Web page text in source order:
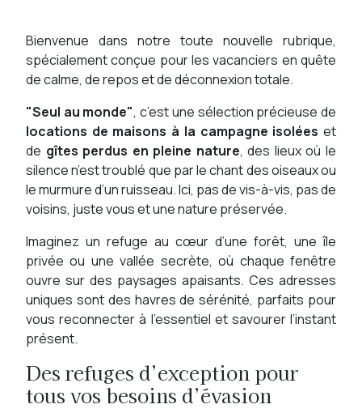
Bienvenue dans notre toute nouvelle rubrique,
spécialement conçue pour les vacanciers en quête
de calme, de repos et de déconnexion totale.
"Seul au monde", c’est une sélection précieuse de
locations de maisons à la campagne isolées et
de gîtes perdus en pleine nature, des lieux où le
silence n’est troublé que par le chant des oiseaux ou
le murmure d’un ruisseau. Ici, pas de vis-à-vis, pas de
voisins, juste vous et une nature préservée.
Imaginez un refuge au cœur d’une forêt, une île
privée ou une vallée secrète, où chaque fenêtre
ouvre sur des paysages apaisants. Ces adresses
uniques sont des havres de sérénité, parfaits pour
vous reconnecter à l’essentiel et savourer l’instant
présent.
Des refuges d’exception pour
tous vos besoins d’évasion